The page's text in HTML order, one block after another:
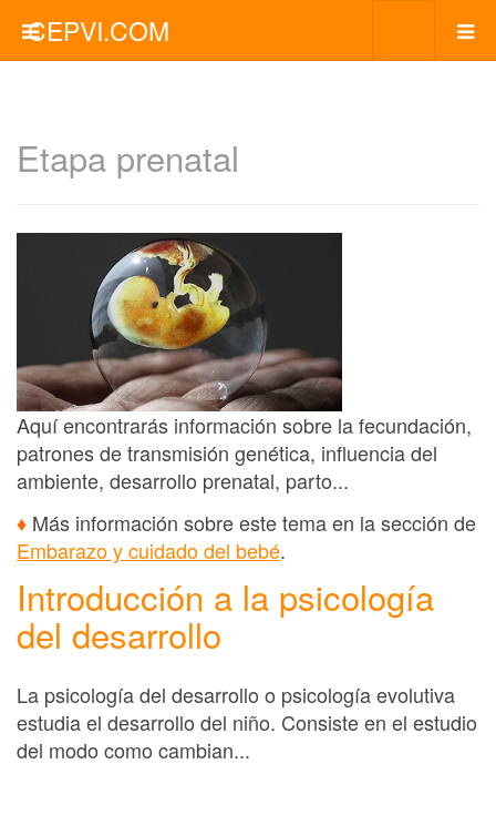
CEPVI.COM
Etapa prenatal
Aquí encontrarás información sobre la fecundación,
patrones de transmisión genética, influencia del
ambiente, desarrollo prenatal, parto...
♦ Más información sobre este tema en la sección de
Embarazo y cuidado del bebé.
Introducción a la psicología
del desarrollo
La psicología del desarrollo o psicología evolutiva
estudia el desarrollo del niño. Consiste en el estudio
del modo como cambian...